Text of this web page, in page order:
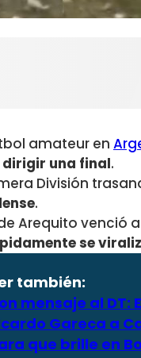
amateur en
una final.
División
.
Arequito venció
se
también:
mensaje al DT:
Gareca a
que brille en